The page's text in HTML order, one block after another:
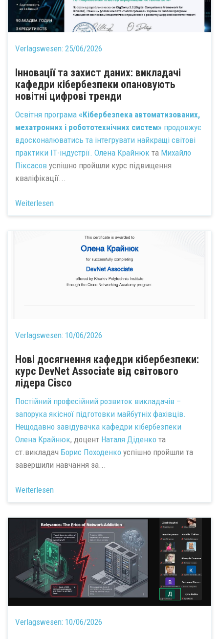
Verlagswesen: 25/06/2026
Інновації та захист даних: викладачі
кафедри кібербезпеки опановують
новітні цифрові тренди
Освітня програма «Кібербезпека автоматизованих,
мехатронних і робототехнічних систем» продовжує
вдосконалюватись та інтегрувати найкращі світові
практики ІТ-індустрії. Олена Крайнюк та Михайло
Піксасов успішно пройшли курс підвищення
кваліфікації...
Weiterlesen
Verlagswesen: 10/06/2026
Нові досягнення кафедри кібербезпеки:
курс DevNet Associate від світового
лідера Cisco
Постійний професійний розвиток викладачів –
запорука якісної підготовки майбутніх фахівців.
Нещодавно завідувачка кафедри кібербезпеки
Олена Крайнюк, доцент Наталя Діденко та
ст.викладач Борис Походенко успішно пройшли та
завершили навчання за...
Weiterlesen
Verlagswesen: 10/06/2026